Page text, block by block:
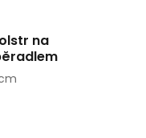
na